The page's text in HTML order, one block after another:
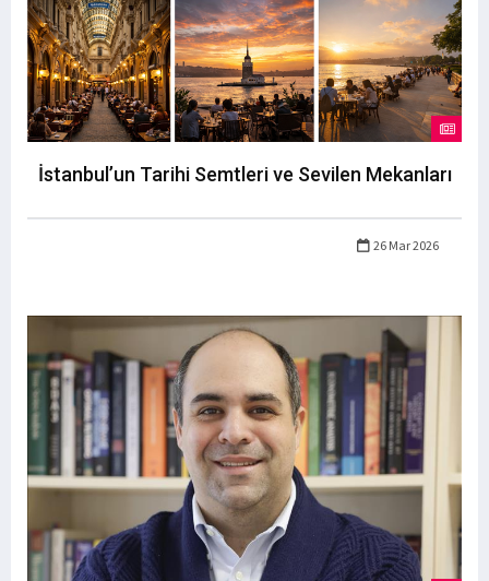
İstanbul’un Tarihi Semtleri ve Sevilen Mekanları
26 Mar 2026